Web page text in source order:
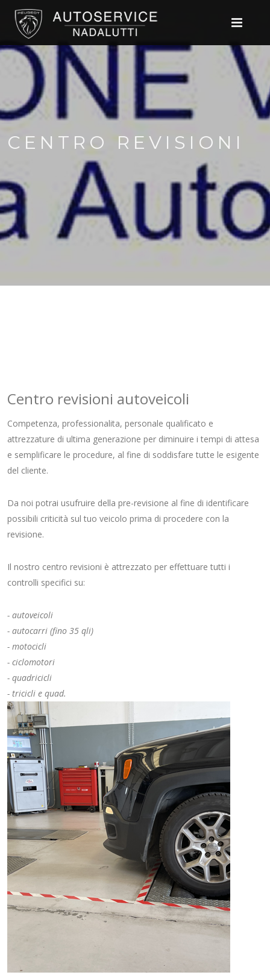
CENTRO REVISIONI
Centro revisioni autoveicoli
Competenza, professionalita, personale qualificato e
attrezzature di ultima generazione per diminuire i tempi di attesa
e semplificare le procedure, al fine di soddisfare tutte le esigente
del cliente.
Da noi potrai usufruire della pre-revisione al fine di identificare
possibili criticità sul tuo veicolo prima di procedere con la
revisione.
Il nostro centro revisioni è attrezzato per effettuare tutti i
controlli specifici su:
- autoveicoli
- autocarri (fino 35 qli)
- motocicli
- ciclomotori
- quadricicli
- tricicli e quad.